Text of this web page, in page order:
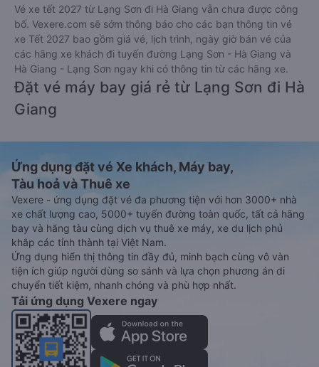
Vé xe tết 2027 từ Lạng Sơn đi Hà Giang vẫn chưa được công
bố. Vexere.com sẽ sớm thông báo cho các bạn thông tin vé
xe Tết 2027 bao gồm giá vé, lịch trình, ngày giờ bán vé của
các hãng xe khách đi tuyến đường Lạng Sơn - Hà Giang và
Hà Giang - Lạng Sơn ngay khi có thông tin từ các hãng xe.
Đặt vé máy bay giá rẻ từ Lạng Sơn đi Hà
Giang
Ứng dụng đặt vé Xe khách, Máy bay,
Tàu hoả và Thuê xe
Vexere - ứng dụng đặt vé đa phương tiện với hơn 3000+ nhà
xe chất lượng cao, 5000+ tuyến đường toàn quốc, tất cả hãng
bay và hãng tàu cùng dịch vụ thuê xe máy, xe du lịch phủ
khắp các tỉnh thành tại Việt Nam.
Ứng dụng hiển thị thông tin đầy đủ, minh bạch cùng vô vàn
tiện ích giúp người dùng so sánh và lựa chọn phương án di
chuyển tiết kiệm, nhanh chóng và phù hợp nhất.
Tải ứng dụng Vexere ngay